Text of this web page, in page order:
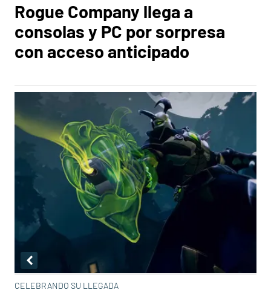
Rogue Company llega a
consolas y PC por sorpresa
con acceso anticipado
CELEBRANDO SU LLEGADA